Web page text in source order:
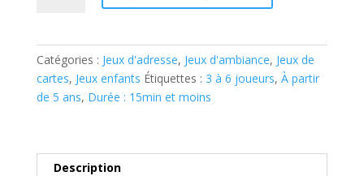
Catégories : Jeux d'adresse, Jeux d'ambiance, Jeux de
cartes, Jeux enfants Étiquettes : 3 à 6 joueurs, À partir
de 5 ans, Durée : 15min et moins
Description